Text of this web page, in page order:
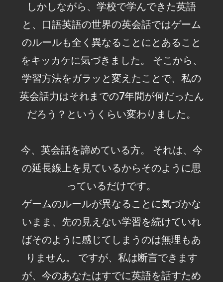
しかしながら、学校で学んできた英語
と、口語英語の世界の英会話ではゲーム
のルールも全く異なることにとあること
をキッカケに気づきました。 そこから、
学習方法をガラッと変えたことで、私の
英会話力はそれまでの7年間が何だったん
だろう？というくらい変わりました。
今、英会話を諦めている方。 それは、今
の延長線上を見ているからそのように思
っているだけです。
ゲームのルールが異なることに気づかな
いまま、先の見えない学習を続けていれ
ばそのように感じてしまうのは無理もあ
りません。 ですが、私は断言できます
が、今のあなたはすでに英語を話すため